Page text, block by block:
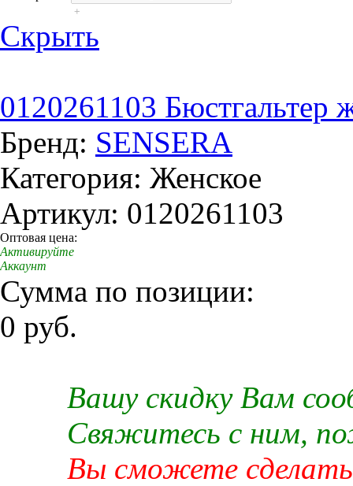
+
Скрыть
0120261103 Бюстгальтер
Бренд: SENSERA
Категория: Женское
Артикул: 0120261103
Оптовая цена:
Активируйте
Аккаунт
Сумма по позиции:
0 руб.
Вашу скидку Вам
Свяжитесь с ним,
Вы сможете сделать